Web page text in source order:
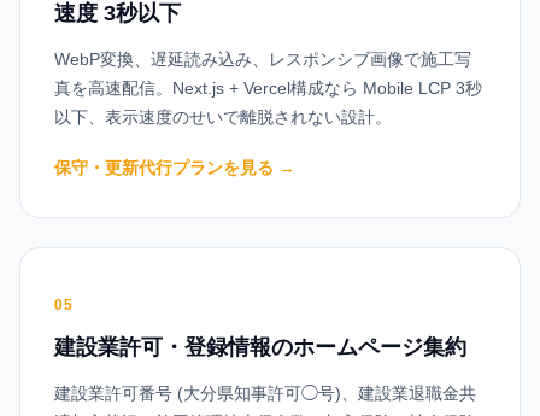
速度 3秒以下
WebP変換、遅延読み込み、レスポンシブ画像で施工写
真を高速配信。Next.js + Vercel構成なら Mobile LCP 3秒
以下、表示速度のせいで離脱されない設計。
保守・更新代行プランを見る →
05
建設業許可・登録情報のホームページ集約
建設業許可番号 (大分県知事許可◯号)、建設業退職金共